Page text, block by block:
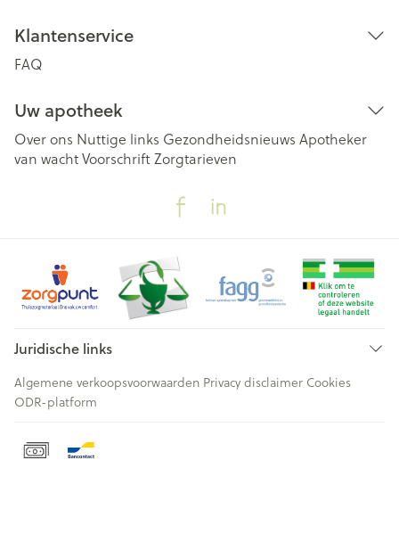
Klantenservice
FAQ
Uw apotheek
Over ons Nuttige links Gezondheidsnieuws Apotheker
van wachtVoorschriftZorgtarieven
Juridische links
Algemene verkoopsvoorwaarden Privacy disclaimer Cookies
ODR-platform